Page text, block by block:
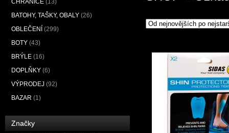
CHRÁNIČE (13)
BATOHY, TAŠKY, OBALY (26)
OBLEČENÍ (299)
BOTY (43)
BRÝLE (16)
DOPLŇKY (6)
VÝPRODEJ (92)
BAZAR (1)
Značky